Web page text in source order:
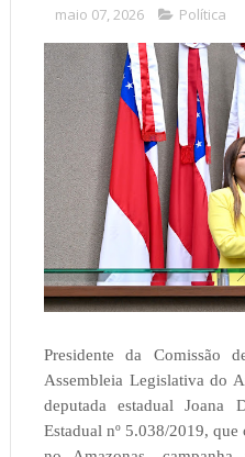
maio 07, 2026 Política
Presidente da Comissão
Assembleia Legislativa do
deputada estadual
Estadual nº 5.038/2019,